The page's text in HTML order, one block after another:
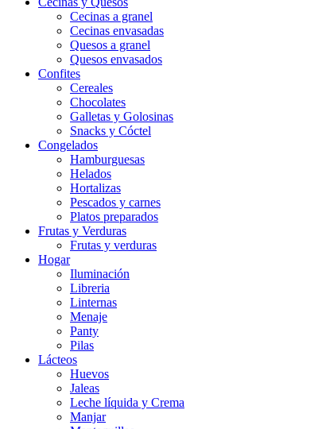
Cecinas a granel
Cecinas envasadas
Quesos a granel
Quesos envasados
Confites
Cereales
Chocolates
Galletas y Golosinas
Snacks y Cóctel
Congelados
Hamburguesas
Helados
Hortalizas
Pescados y carnes
Platos preparados
Frutas y Verduras
Frutas y verduras
Hogar
Iluminación
Libreria
Linternas
Menaje
Panty
Pilas
Lácteos
Huevos
Jaleas
Leche líquida y Crema
Manjar